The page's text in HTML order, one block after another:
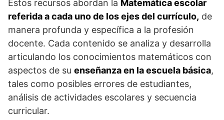
Estos recursos abordan la Matemática escolar
referida a cada uno de los ejes del currículo, de
manera profunda y específica a la profesión
docente. Cada contenido se analiza y desarrolla
articulando los conocimientos matemáticos con
aspectos de su enseñanza en la escuela básica,
tales como posibles errores de estudiantes,
análisis de actividades escolares y secuencia
curricular.